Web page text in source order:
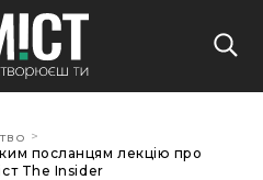
>
посланцям лекцію про
The Insider